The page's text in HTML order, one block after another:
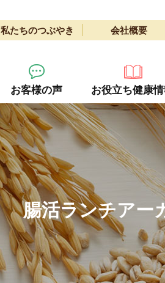
私たちのつぶやき 会社概要
お客様の声 お役立ち健康
腸活ランチアー